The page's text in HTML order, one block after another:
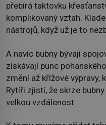
přebírá taktovku
komplikovaný vztah.
nástrojů, když už je to
A navíc bubny bývají
získávají punc
změní až křížové výpravy,
Rytíři zjistí, že skrze
velkou vzdálenost.